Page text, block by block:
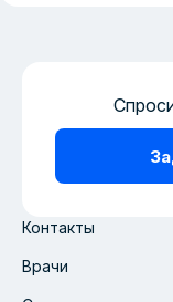
Контакты
Врачи